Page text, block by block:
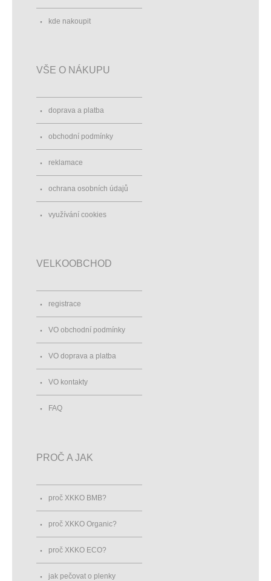
kde nakoupit
VŠE O NÁKUPU
doprava a platba
obchodní podmínky
reklamace
ochrana osobních údajů
využívání cookies
VELKOOBCHOD
registrace
VO obchodní podmínky
VO doprava a platba
VO kontakty
FAQ
PROČ A JAK
proč XKKO BMB?
proč XKKO Organic?
proč XKKO ECO?
jak pečovat o plenky